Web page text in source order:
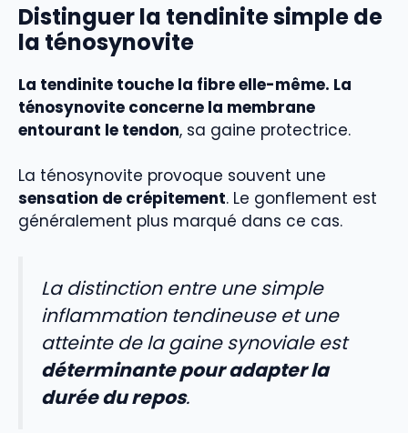
Distinguer la tendinite simple de
la ténosynovite
La tendinite touche la fibre elle-même. La
ténosynovite concerne la membrane
entourant le tendon, sa gaine protectrice.
La ténosynovite provoque souvent une
sensation de crépitement. Le gonflement est
généralement plus marqué dans ce cas.
La distinction entre une simple
inflammation tendineuse et une
atteinte de la gaine synoviale est
déterminante pour adapter la
durée du repos.